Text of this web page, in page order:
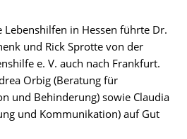
Lebenshilfen in Hessen führte Dr.
und Rick Sprotte von der
e. V. auch nach Frankfurt.
Orbig (Beratung für
und Behinderung) sowie Claudia
und Kommunikation) auf Gut